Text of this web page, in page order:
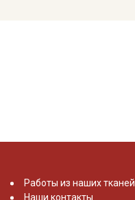
Работы из наших тканей
Наши контакты